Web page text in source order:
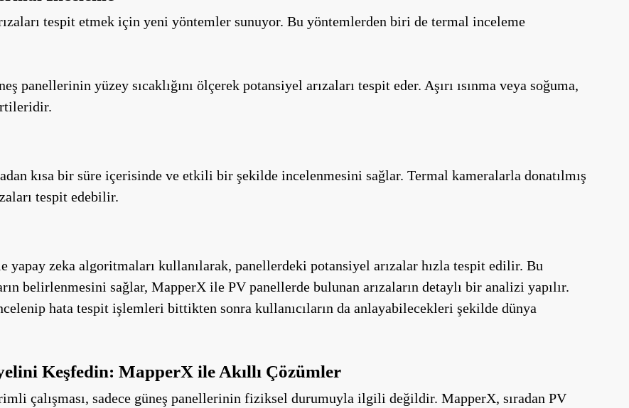
tespit etmek için yeni yöntemler sunuyor. Bu yöntemlerden biri de termal inceleme
panellerinin yüzey sıcaklığını ölçerek potansiyel arızaları tespit eder. Aşırı ısınma veya soğuma,
kısa bir süre içerisinde ve etkili bir şekilde incelenmesini sağlar. Termal kameralarla donatılmış
tespit edebilir.
zeka algoritmaları kullanılarak, panellerdeki potansiyel arızalar hızla tespit edilir. Bu
belirlenmesini sağlar, MapperX ile PV panellerde bulunan arızaların detaylı bir analizi yapılır.
hata tespit işlemleri bittikten sonra kullanıcıların da anlayabilecekleri şekilde dünya
Keşfedin: MapperX ile Akıllı Çözümler
çalışması, sadece güneş panellerinin fiziksel durumuyla ilgili değildir. MapperX, sıradan PV